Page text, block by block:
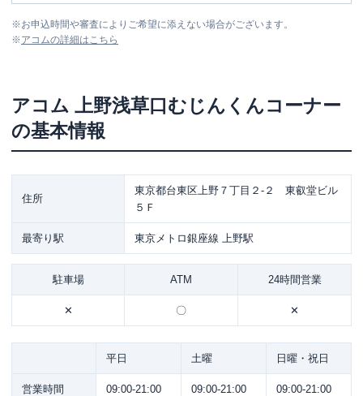
※お申込時間や審査によりご希望に添えない場合がございます。
※アコムの詳細はこちら
アコム 上野浅草口むじんくんコーナー
の基本情報
住所
東京都台東区上野７丁目２-２ 東叡堂ビル
５Ｆ
最寄り駅 東京メトロ銀座線 上野駅
駐車場 ATM 24時間営業
✕ 〇 ✕
平日 土曜 日曜・祝日
営業時間 09:00-21:00 09:00-21:00 09:00-21:00